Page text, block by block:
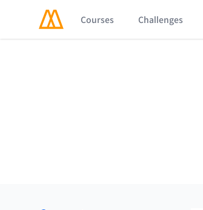
Courses Challenges